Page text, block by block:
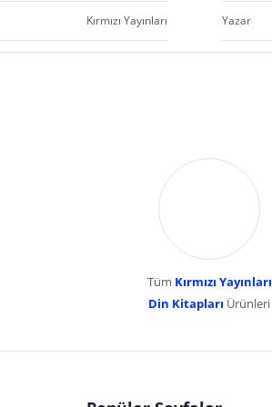
Kırmızı Yayınları Yazar
Tüm Kırmızı Yayınları
Din Kitapları Ürünleri